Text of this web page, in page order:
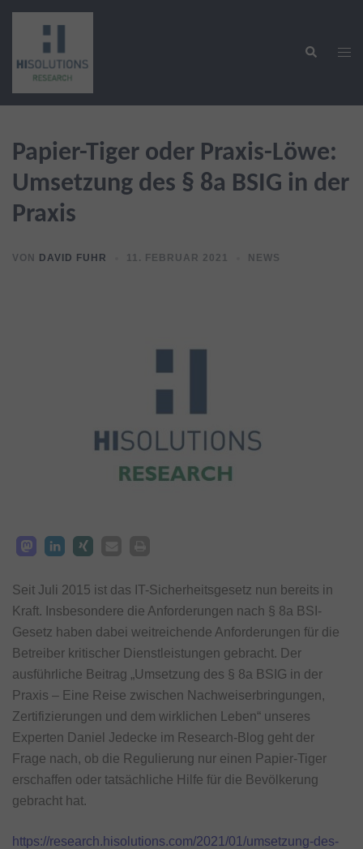
Zum
springen
Suche
Papier-Tiger oder Praxis-Löwe:
Umsetzung des § 8a BSIG in der
Praxis
VON DAVID FUHR 11. FEBRUAR 2021 NEWS
Seit Juli 2015 ist das IT-Sicherheitsgesetz nun bereits in
Kraft. Insbesondere die Anforderungen nach § 8a BSI-
Gesetz haben dabei weitreichende Anforderungen für die
Betreiber kritischer Dienstleistungen gebracht. Der
ausführliche Beitrag „Umsetzung des § 8a BSIG in der
Praxis – Eine Reise zwischen Nachweiserbringungen,
Zertifizierungen und dem wirklichen Leben“ unseres
Experten Daniel Jedecke im Research-Blog geht der
Frage nach, ob die Regulierung nur einen Papier-Tiger
erschaffen oder tatsächliche Hilfe für die Bevölkerung
gebracht hat.
https://research.hisolutions.com/2021/01/umsetzung-des-